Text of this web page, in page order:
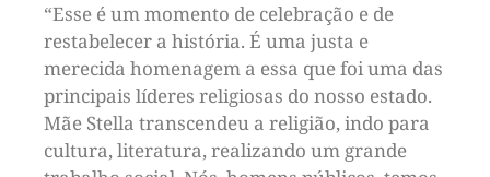
“Esse é um momento de celebração e de
restabelecer a história. É uma justa e
merecida homenagem a essa que foi uma das
principais líderes religiosas do nosso estado.
Mãe Stella transcendeu a religião, indo para
cultura, literatura, realizando um grande